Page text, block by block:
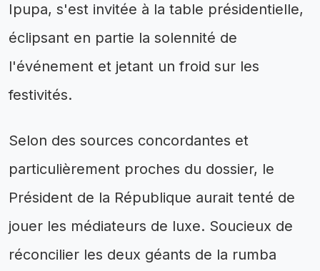
Ipupa, s'est invitée à la table présidentielle,
éclipsant en partie la solennité de
l'événement et jetant un froid sur les
festivités.
Selon des sources concordantes et
particulièrement proches du dossier, le
Président de la République aurait tenté de
jouer les médiateurs de luxe. Soucieux de
réconcilier les deux géants de la rumba